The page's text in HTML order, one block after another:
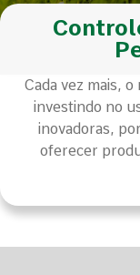
Cada vez mais,
investindo no
inovadoras,
oferecer